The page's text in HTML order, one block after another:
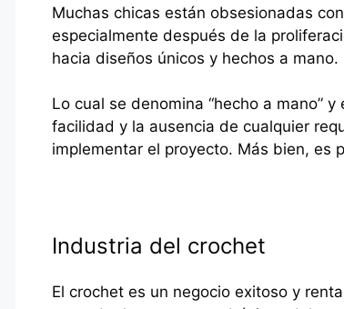
Muchas chicas están obsesionadas
especialmente después de la
hacia diseños únicos y hechos a mano.
Lo cual se denomina “hecho a mano”
facilidad y la ausencia de cualquier
implementar el proyecto. Más bien, es
Industria del crochet
El crochet es un negocio exitoso y